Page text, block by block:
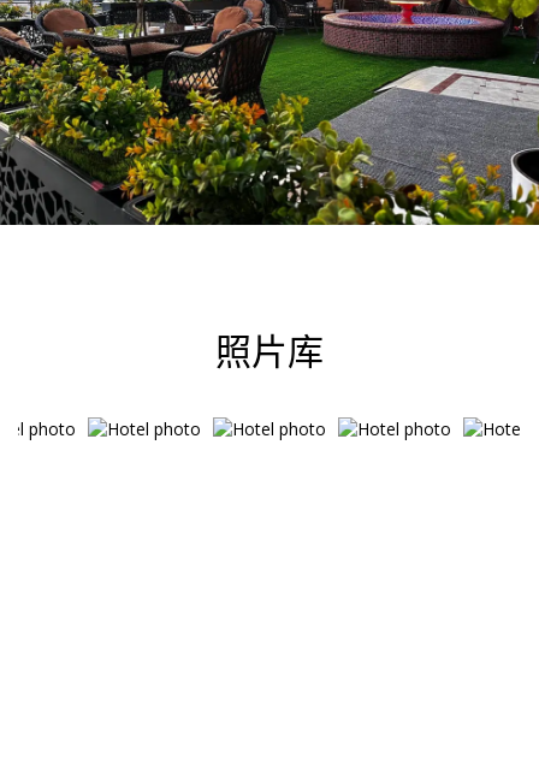
Palace Hotel -17% from 2
nights
The "Summer rate at Khan Palace
Hotel -17% from 2 nights" Discover
照片库